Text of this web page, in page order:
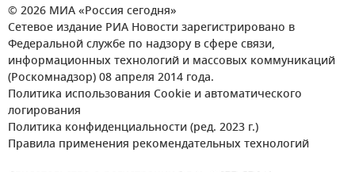
© 2026 МИА «Россия сегодня»
Сетевое издание РИА Новости зарегистрировано в
Федеральной службе по надзору в сфере связи,
информационных технологий и массовых коммуникаций
(Роскомнадзор) 08 апреля 2014 года.
Политика использования Cookie и автоматического
логирования
Политика конфиденциальности (ред. 2023 г.)
Правила применения рекомендательных технологий